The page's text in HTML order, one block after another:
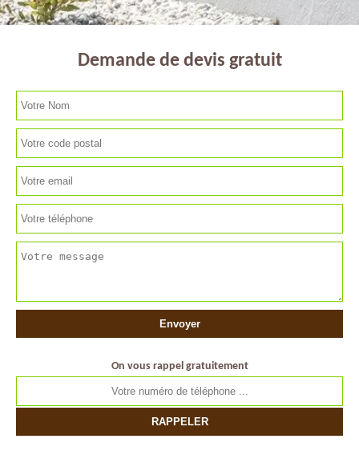
Demande de devis gratuit
On vous rappel gratuitement